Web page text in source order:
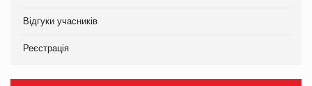
Відгуки учасників
Реєстрація